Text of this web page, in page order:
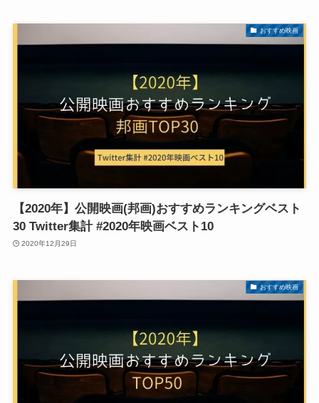
おすすめ映画
【2020年】公開映画(邦画)おすすめランキングベスト
30 Twitter集計 #2020年映画ベスト10
2020年12月29日
おすすめ映画